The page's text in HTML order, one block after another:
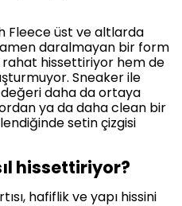
Fleece üst ve altlarda
daralmayan bir form
rahat hissettiriyor hem de
Sneaker ile
daha da ortaya
ya da daha clean bir
setin çizgisi
hissettiriyor?
hafiflik ve yapı hissini